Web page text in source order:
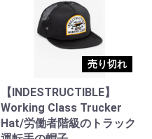
売り切れ
【INDESTRUCTIBLE】
Working Class Trucker
Hat/労働者階級のトラック